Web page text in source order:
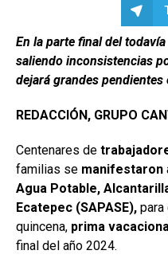
En la parte final del
saliendo inconsistencias
dejará grandes pendientes
REDACCIÓN, GRUPO
Centenares de
familias se manifestaron
Agua Potable,
Ecatepec (SAPASE), para
quincena, prima
final del año 2024.